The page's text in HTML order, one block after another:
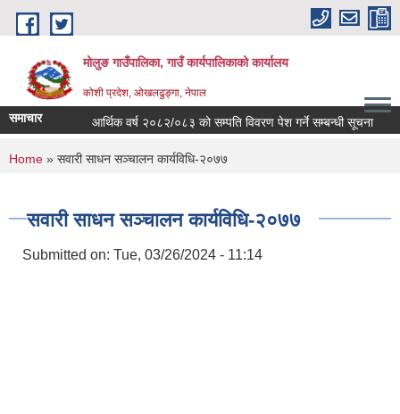
Skip to main content
मोलुङ गाउँपालिका, गाउँ कार्यपालिकाको कार्यालय
कोशी प्रदेश, ओखलढुङ्गा, नेपाल
समाचार आर्थिक वर्ष २०८२/०८३ को सम्पति विवरण पेश गर्ने सम्बन्धी सूचना
You are here
Home » सवारी साधन सञ्चालन कार्यविधि-२०७७
सवारी साधन सञ्चालन कार्यविधि-२०७७
Submitted on: Tue, 03/26/2024 - 11:14